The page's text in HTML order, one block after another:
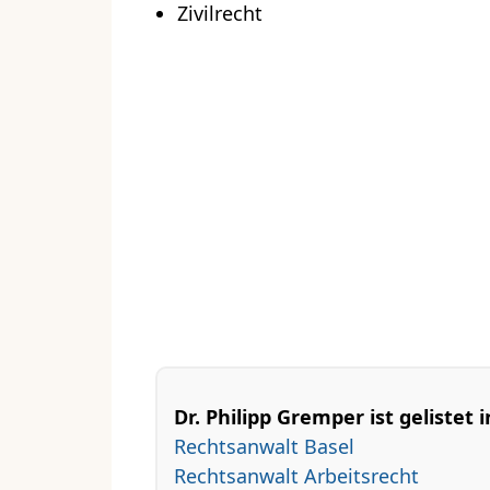
Zivilrecht
Dr. Philipp Gremper ist gelistet
Rechtsanwalt Basel
Rechtsanwalt Arbeitsrecht